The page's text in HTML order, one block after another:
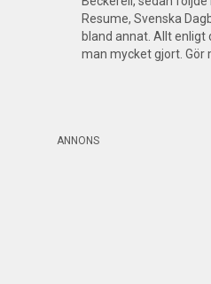
Resume, Svenska
bland annat. Allt
man mycket gjort. Gör
ANNONS